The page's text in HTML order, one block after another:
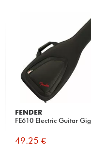
FENDER
FE610 Electric Guitar
49.25 €